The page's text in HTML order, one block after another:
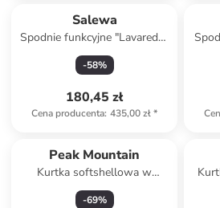
Salewa
Spodnie funkcyjne "Lavaredo"
w kolorze jasnobrązowym
-58%
180,45 zł
Cena producenta: 435,00 zł*
Peak Mountain
Kurtka softshellowa w
kolorze różowym
-69%